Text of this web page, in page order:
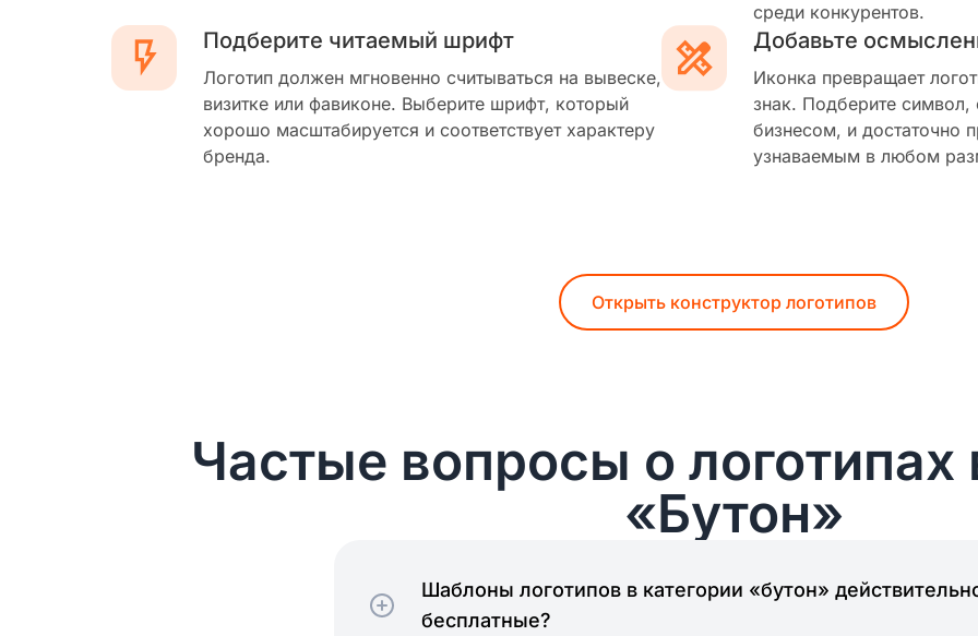
среди конкурентов.
Подберите читаемый шрифт
Логотип должен мгновенно считываться на вывеске,
визитке или фавиконе. Выберите шрифт, который
хорошо масштабируется и соответствует характеру
бренда.
Добавьте
Иконка превращает
знак. Подберите
бизнесом, и достаточно
узнаваемым в любом
Открыть конструктор логотипов
Частые вопросы о логотипах
«Бутон»
Шаблоны логотипов в категории «бутон»
бесплатные?